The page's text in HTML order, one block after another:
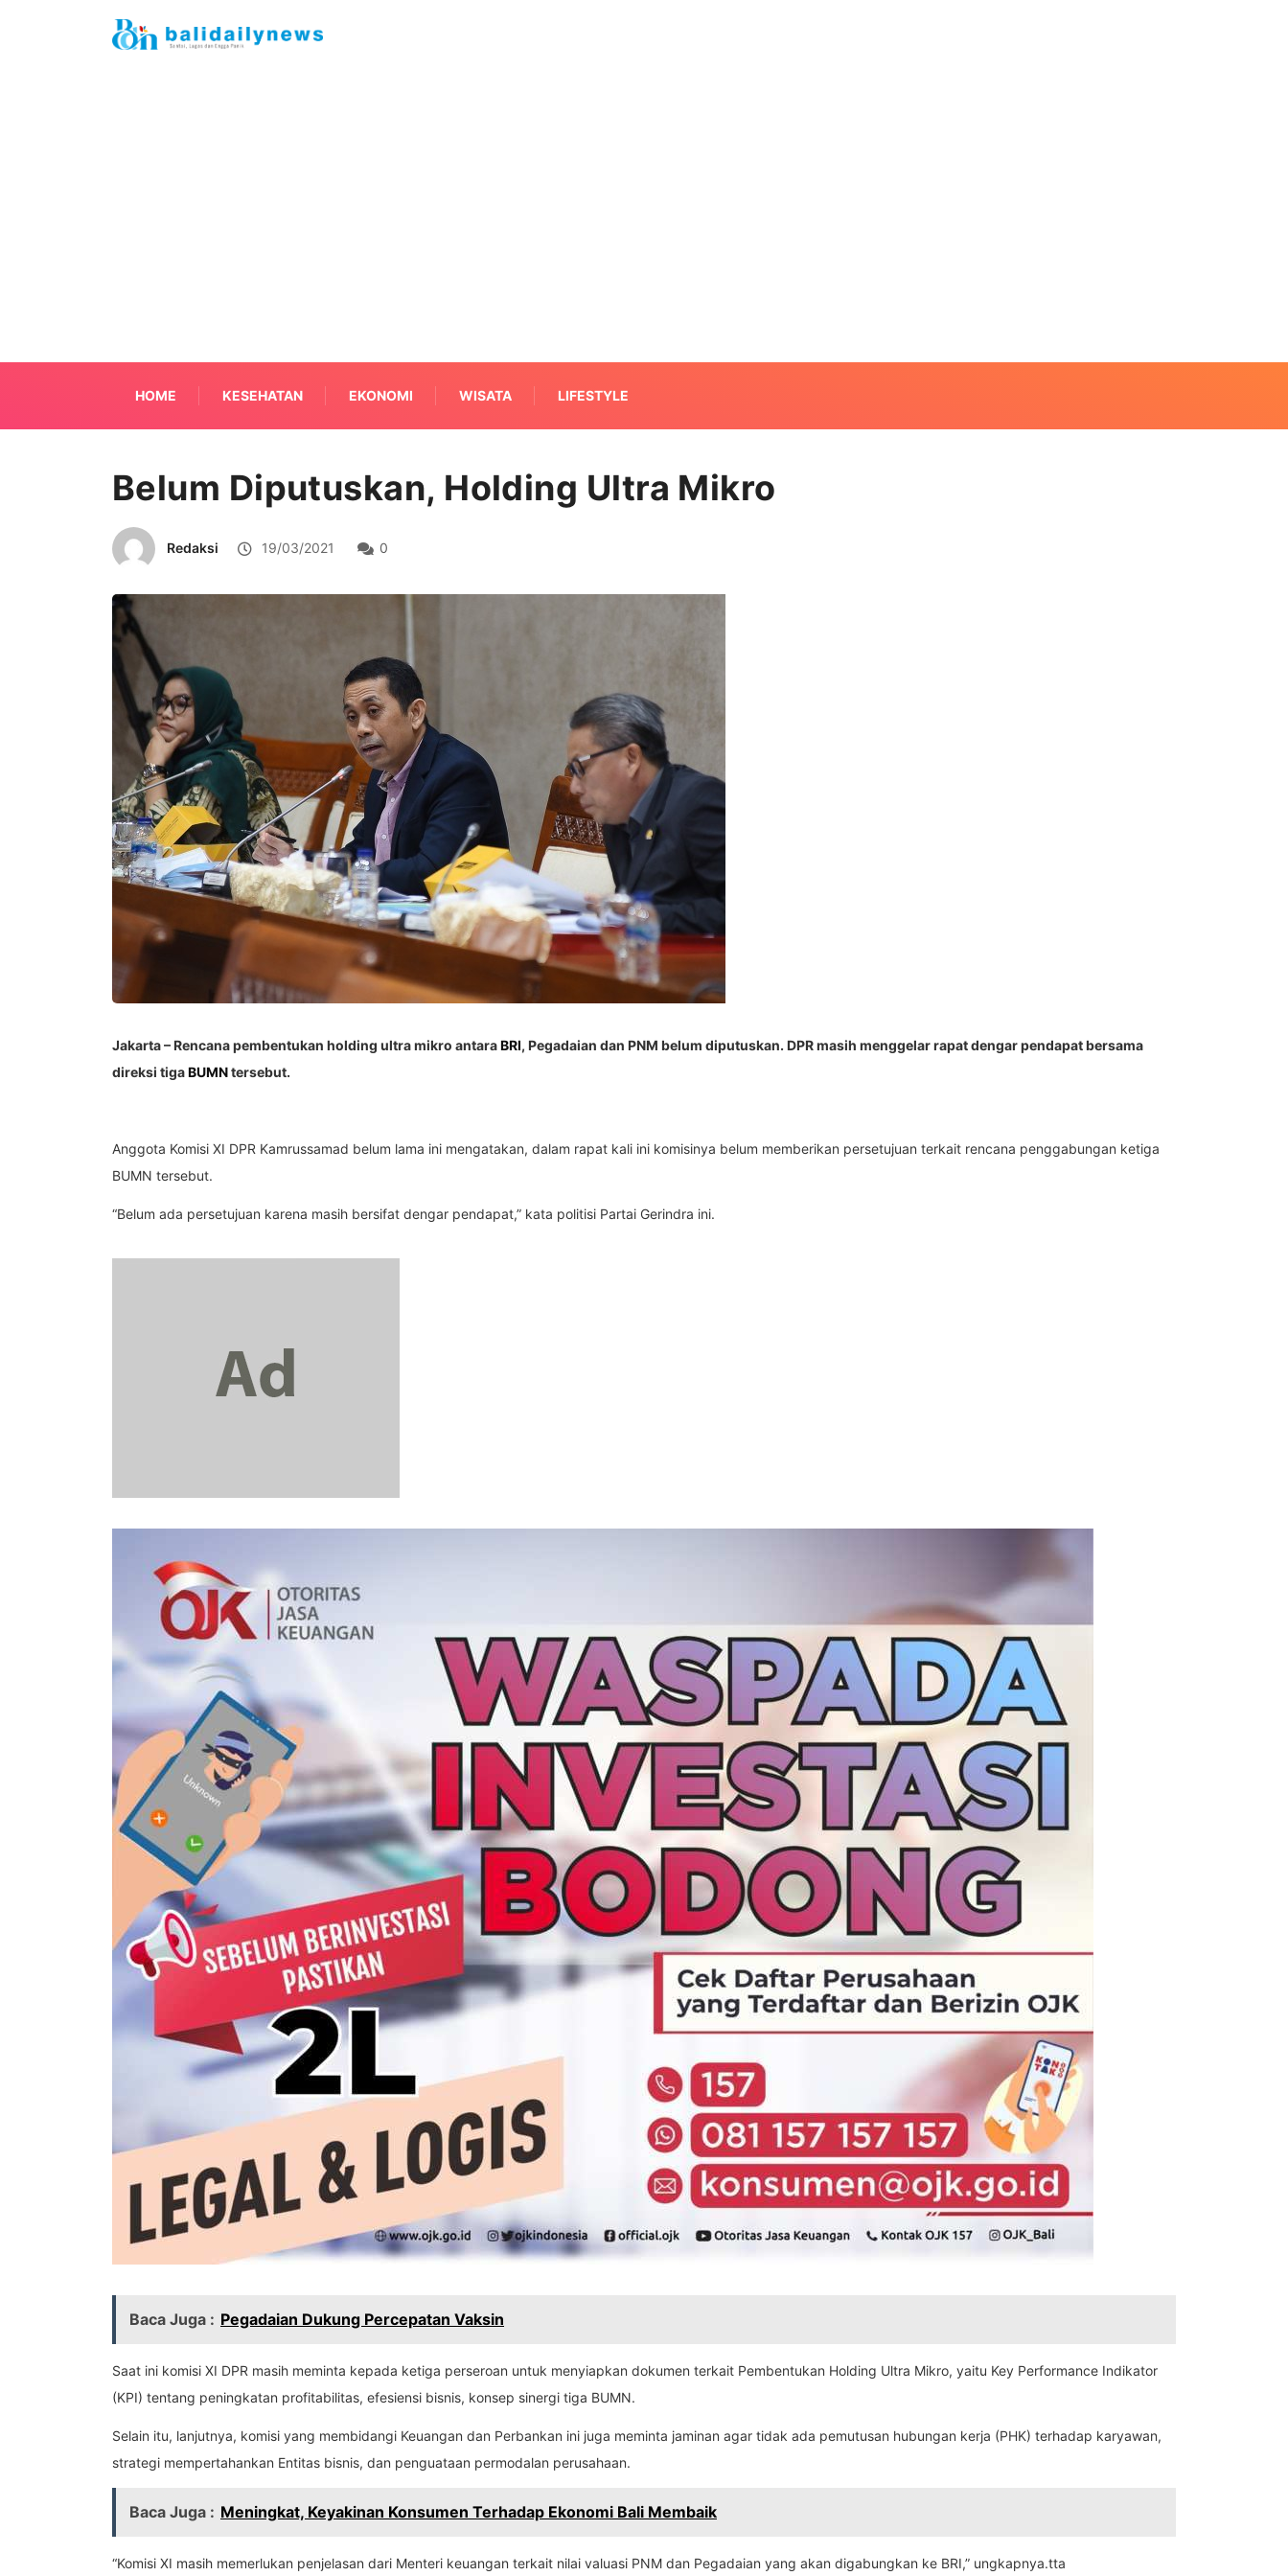
HOME KESEHATAN EKONOMI WISATA LIFESTYLE
Belum Diputuskan, Holding Ultra Mikro
Redaksi 19/03/2021 0
Jakarta – Rencana pembentukan holding ultra mikro antaraBRI, Pegadaian dan PNM belum diputuskan. DPR masih menggelar rapat dengar pendapat bersama
direksi tigaBUMNtersebut.
Anggota Komisi XI DPR Kamrussamad belum lama ini mengatakan, dalam rapat kali ini komisinya belum memberikan persetujuan terkait rencana penggabungan ketiga
BUMN tersebut.
“Belum ada persetujuan karena masih bersifat dengar pendapat,” kata politisi Partai Gerindra ini.
Baca Juga : Pegadaian Dukung Percepatan Vaksin
Saat ini komisi XI DPR masih meminta kepada ketiga perseroan untuk menyiapkan dokumen terkait Pembentukan Holding Ultra Mikro, yaitu Key Performance Indikator
(KPI) tentang peningkatan profitabilitas, efesiensi bisnis, konsep sinergi tiga BUMN.
Selain itu, lanjutnya, komisi yang membidangi Keuangan dan Perbankan ini juga meminta jaminan agar tidak ada pemutusan hubungan kerja (PHK) terhadap karyawan,
strategi mempertahankan Entitas bisnis, dan penguataan permodalan perusahaan.
Baca Juga : Meningkat, Keyakinan Konsumen Terhadap Ekonomi Bali Membaik
“Komisi XI masih memerlukan penjelasan dari Menteri keuangan terkait nilai valuasi PNM dan Pegadaian yang akan digabungkan ke BRI,” ungkapnya.tta